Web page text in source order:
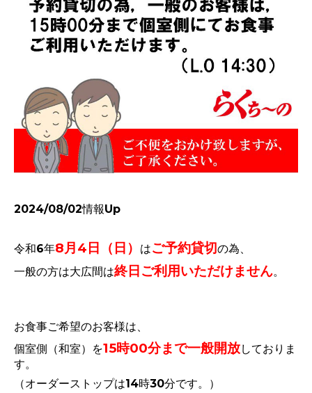
2024/08/02情報Up
令和6年8月4 日（日） はご予約貸切の為、
一般の方は大広間は終日 ご利用いただけません。
お食事ご希望のお客様は、
個室側（和室）を15時00分まで一般開放しておりま
す。
（オーダーストップは14時30分です。）